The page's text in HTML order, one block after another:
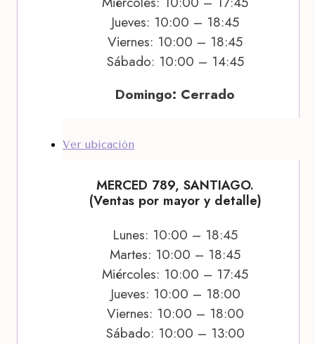
Jueves: 10:00 – 18:45
Viernes: 10:00 – 18:45
Sábado: 10:00 – 14:45
Domingo: Cerrado
Ver ubicación
MERCED 789, SANTIAGO.
(Ventas por mayor y detalle)
Lunes: 10:00 – 18:45
Martes: 10:00 – 18:45
Miércoles: 10:00 – 17:45
Jueves: 10:00 – 18:00
Viernes: 10:00 – 18:00
Sábado: 10:00 – 13:00